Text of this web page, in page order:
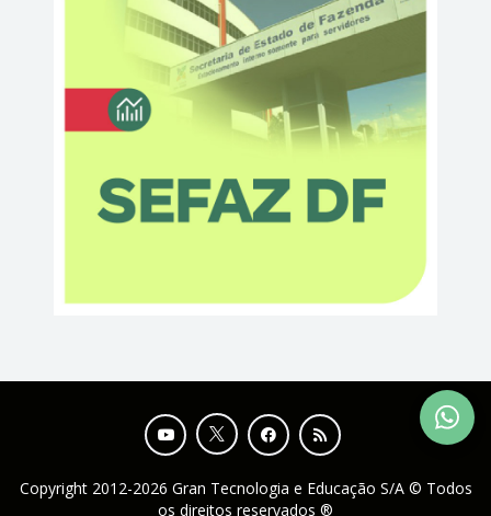
Copyright 2012-2026 Gran Tecnologia e Educação S/A © Todos
os direitos reservados ®